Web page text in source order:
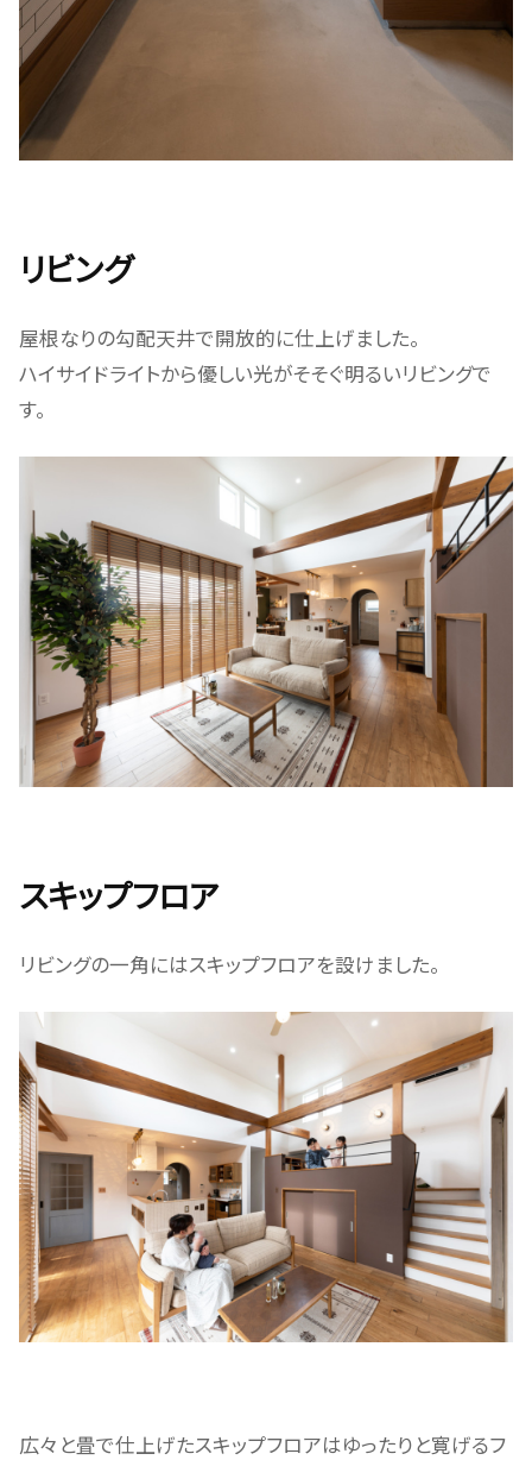
リビング
屋根なりの勾配天井で開放的に仕上げました。
ハイサイドライトから優しい光がそそぐ明るいリビングで
す。
スキップフロア
リビングの一角にはスキップフロアを設けました。
広々と畳で仕上げたスキップフロアはゆったりと寛げるフ